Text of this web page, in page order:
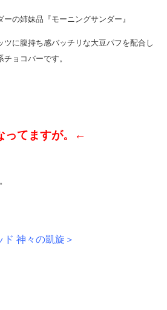
の姉妹品『モーニングサンダー』
ツに腹持ち感バッチリな大豆パフを配合し
ョコバーです。
ってますが。←
神々の凱旋＞